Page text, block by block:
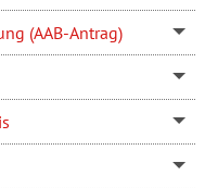
(AAB-Antrag)